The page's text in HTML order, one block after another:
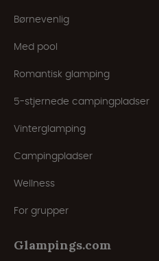
Børnevenlig
Med pool
Romantisk glamping
5-stjernede campingpladser
Vinterglamping
Campingpladser
Wellness
For grupper
Glampings.com